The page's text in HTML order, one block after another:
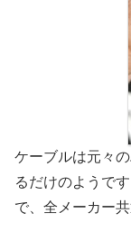
ケーブルは元々
るだけのようで
で、全メーカー